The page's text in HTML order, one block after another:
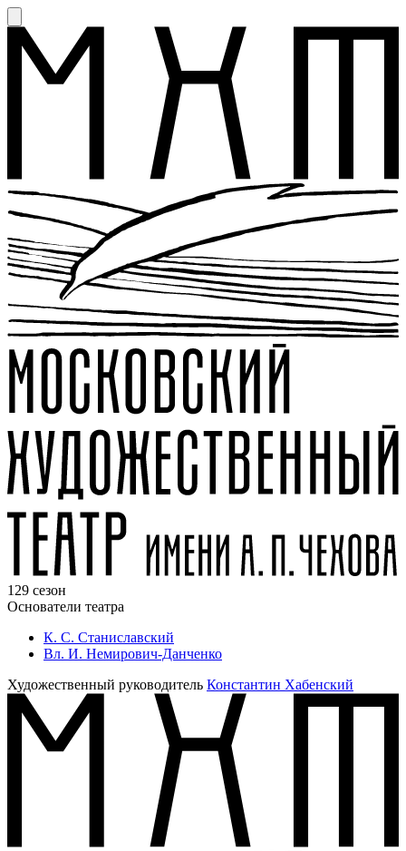
129 сезон
Основатели театра
К. С. Станиславский
Вл. И. Немирович-Данченко
Художественный руководитель Константин Хабенский